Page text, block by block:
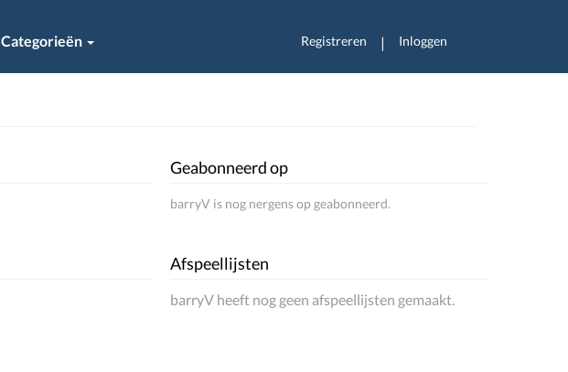
Categorieën Registreren | Inloggen
Geabonneerd op
barryV is nog nergens op geabonneerd.
Afspeellijsten
barryV heeft nog geen afspeellijsten gemaakt.